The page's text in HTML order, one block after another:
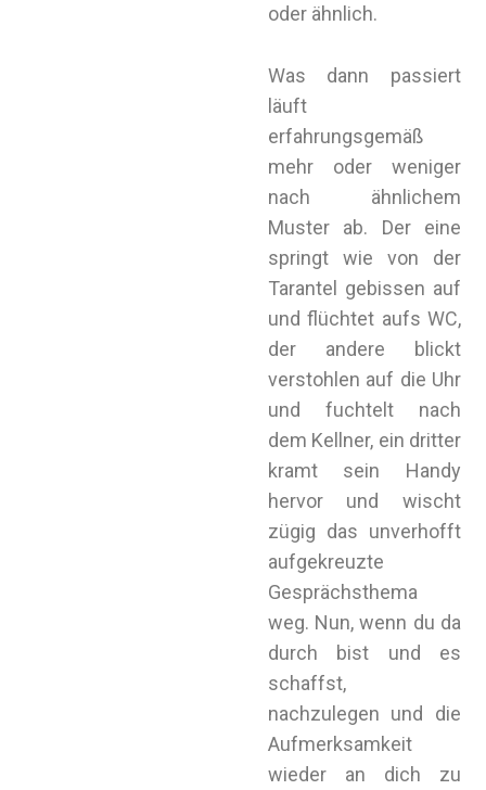
oder ähnlich.
Was dann passiert
läuft
erfahrungsgemäß
mehr oder weniger
nach ähnlichem
Muster ab. Der eine
springt wie von der
Tarantel gebissen auf
und flüchtet aufs WC,
der andere blickt
verstohlen auf die Uhr
und fuchtelt nach
dem Kellner, ein dritter
kramt sein Handy
hervor und wischt
zügig das unverhofft
aufgekreuzte
Gesprächsthema
weg. Nun, wenn du da
durch bist und es
schaffst,
nachzulegen und die
Aufmerksamkeit
wieder an dich zu